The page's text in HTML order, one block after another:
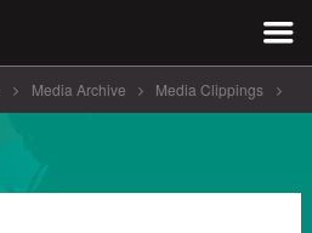
Media Archive Media Clippings
se [...]